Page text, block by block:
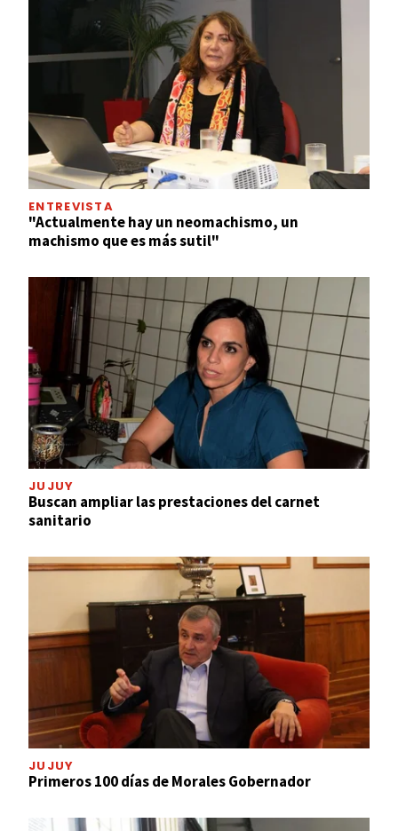
ENTREVISTA
"Actualmente hay un neomachismo, un
machismo que es más sutil"
JUJUY
Buscan ampliar las prestaciones del carnet
sanitario
JUJUY
Primeros 100 días de Morales Gobernador